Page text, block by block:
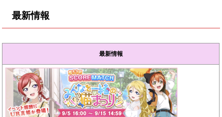
最新情報
最新情報